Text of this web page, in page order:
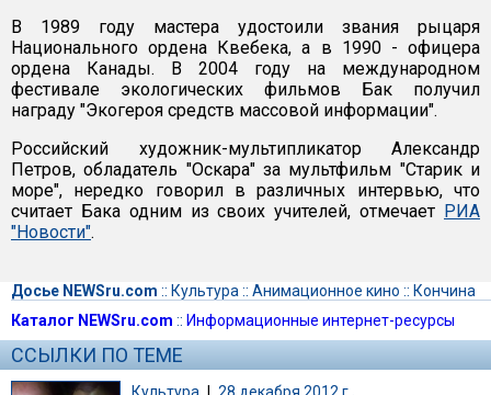
В 1989 году мастера удостоили звания рыцаря
Национального ордена Квебека, а в 1990 - офицера
ордена Канады. В 2004 году на международном
фестивале экологических фильмов Бак получил
награду "Экогероя средств массовой информации".
Российский художник-мультипликатор Александр
Петров, обладатель "Оскара" за мультфильм "Старик и
море", нередко говорил в различных интервью, что
считает Бака одним из своих учителей, отмечает РИА
"Новости".
Досье NEWSru.com :: Культура :: Анимационное кино :: Кончина
Каталог NEWSru.com :: Информационные интернет-ресурсы
ССЫЛКИ ПО ТЕМЕ
Культура | 28 декабря 2012 г.,